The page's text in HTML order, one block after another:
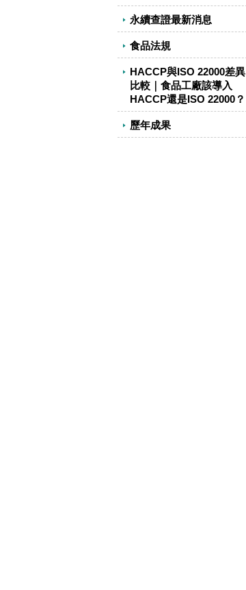
永續查證最新消息
食品法規
HACCP與ISO 22000差異
比較｜食品工廠該導入
HACCP還是ISO 22000？
歷年成果